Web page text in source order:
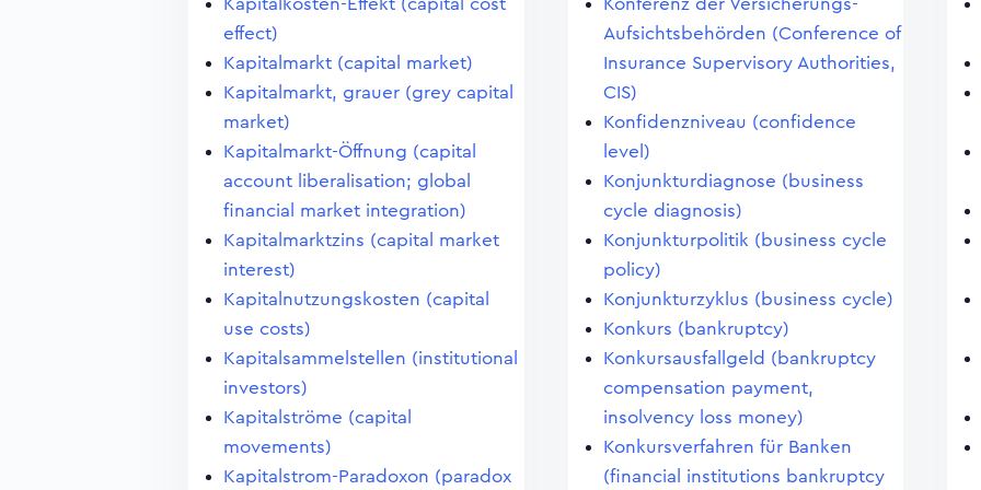
Kapitalkosten-Effekt (capital cost
effect)
Kapitalmarkt (capital market)
Kapitalmarkt, grauer (grey capital
market)
Kapitalmarkt-Öffnung (capital
account liberalisation; global
financial market integration)
Kapitalmarktzins (capital market
interest)
Kapitalnutzungskosten (capital
use costs)
Kapitalsammelstellen (institutional
investors)
Kapitalströme (capital
movements)
Kapitalstrom-Paradoxon (paradox
Konferenz der Versicherungs-
Aufsichtsbehörden (Conference of
Insurance Supervisory Authorities,
CIS)
Konfidenzniveau (confidence
level)
Konjunkturdiagnose (business
cycle diagnosis)
Konjunkturpolitik (business cycle
policy)
Konjunkturzyklus (business cycle)
Konkurs (bankruptcy)
Konkursausfallgeld (bankruptcy
compensation payment,
insolvency loss money)
Konkursverfahren für Banken
(financial institutions bankruptcy